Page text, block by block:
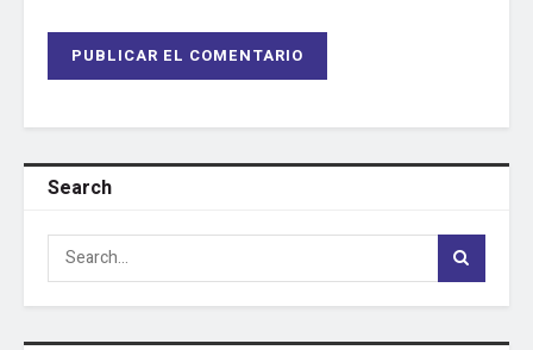
Search